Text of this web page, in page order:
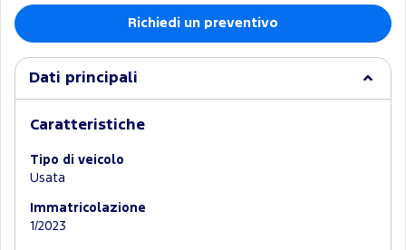
Richiedi un preventivo
Dati principali
Caratteristiche
Tipo di veicolo
Usata
Immatricolazione
1/2023